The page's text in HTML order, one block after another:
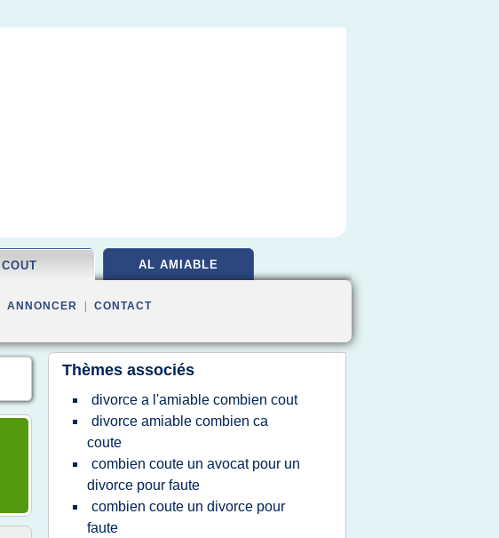
COUT AL AMIABLE
ANNONCER CONTACT
Thèmes associés
divorce a l'amiable combien cout
divorce amiable combien ca
coute
combien coute un avocat pour un
divorce pour faute
combien coute un divorce pour
faute